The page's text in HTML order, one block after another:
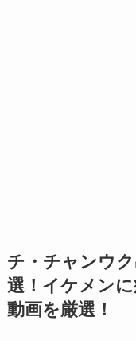
チ・チャンウ
選！イケメン
動画を厳選！